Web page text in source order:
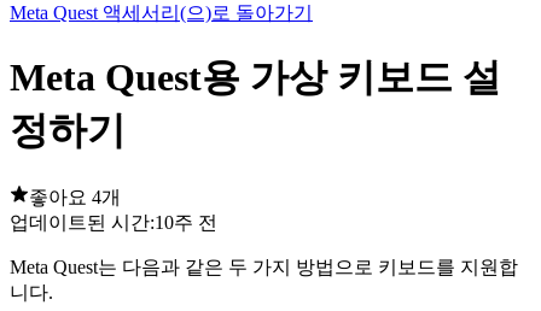
Meta Quest 액세서리(으)로 돌아가기
Meta Quest용 가상 키보드 설
정하기
좋아요 4개
업데이트된 시간:10주 전
Meta Quest는 다음과 같은 두 가지 방법으로 키보드를 지원합
니다.